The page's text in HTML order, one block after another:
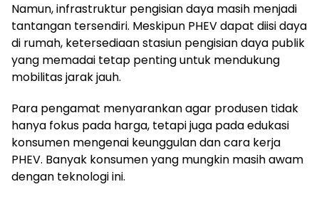
Namun, infrastruktur pengisian daya masih menjadi
tantangan tersendiri. Meskipun PHEV dapat diisi daya
di rumah, ketersediaan stasiun pengisian daya publik
yang memadai tetap penting untuk mendukung
mobilitas jarak jauh.
Para pengamat menyarankan agar produsen tidak
hanya fokus pada harga, tetapi juga pada edukasi
konsumen mengenai keunggulan dan cara kerja
PHEV. Banyak konsumen yang mungkin masih awam
dengan teknologi ini.